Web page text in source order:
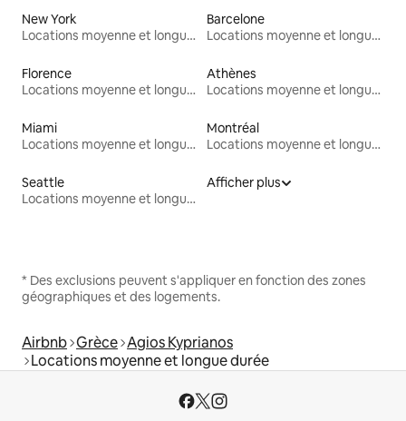
New York
Locations moyenne et longue durée
Barcelone
Locations moyenne et longue durée
Florence
Locations moyenne et longue durée
Athènes
Locations moyenne et longue durée
Miami
Locations moyenne et longue durée
Montréal
Locations moyenne et longue durée
Seattle
Locations moyenne et longue durée
Afficher plus
* Des exclusions peuvent s'appliquer en fonction des zones
géographiques et des logements.
Airbnb Grèce Agios Kyprianos
Locations moyenne et longue durée